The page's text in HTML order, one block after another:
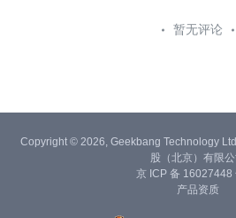
暂无评论
Copyright © 2026, Geekbang Technology
股（北京）有限公
京 ICP 备 16027448
产品资质